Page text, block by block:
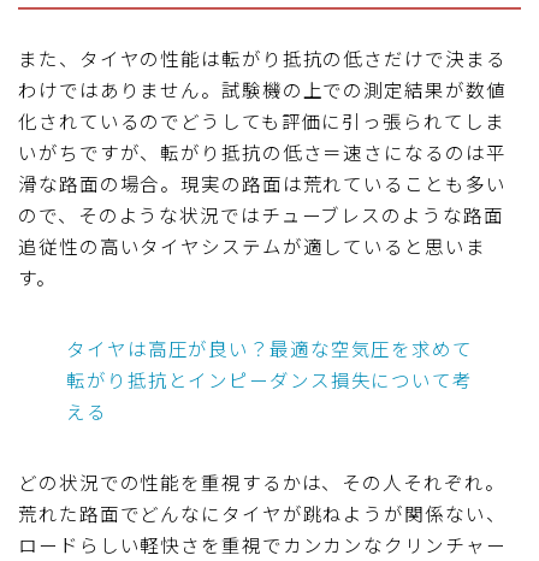
また、タイヤの性能は転がり抵抗の低さだけで決まる
わけではありません。試験機の上での測定結果が数値
化されているのでどうしても評価に引っ張られてしま
いがちですが、転がり抵抗の低さ＝速さになるのは平
滑な路面の場合。現実の路面は荒れていることも多い
ので、そのような状況ではチューブレスのような路面
追従性の高いタイヤシステムが適していると思いま
す。
タイヤは高圧が良い？最適な空気圧を求めて
転がり抵抗とインピーダンス損失について考
える
どの状況での性能を重視するかは、その人それぞれ。
荒れた路面でどんなにタイヤが跳ねようが関係ない、
ロードらしい軽快さを重視でカンカンなクリンチャー